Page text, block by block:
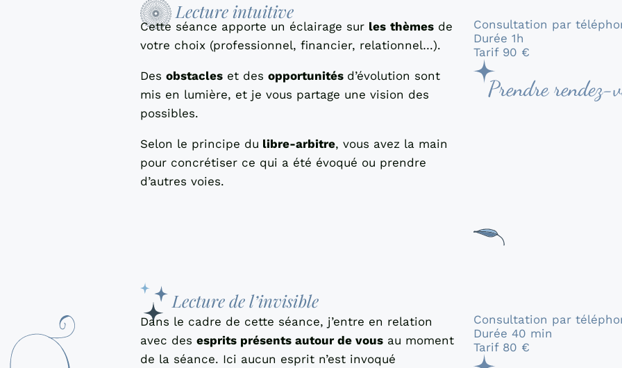
Lecture intuitive
Cette séance apporte un éclairage sur les thèmes de
votre choix (professionnel, financier, relationnel…).
Des obstacles et des opportunités d’évolution sont
mis en lumière, et je vous partage une vision des
possibles.
Selon le principe du libre-arbitre, vous avez la main
pour concrétiser ce qui a été évoqué ou prendre
d’autres voies.
Consultation par
Durée 1h
Tarif 90 €
Lecture de l’invisible
Dans le cadre de cette séance, j’entre en relation
avec des esprits présents autour de vous au moment
de la séance. Ici aucun esprit n’est invoqué
Consultation par
Durée 40 min
Tarif 80 €